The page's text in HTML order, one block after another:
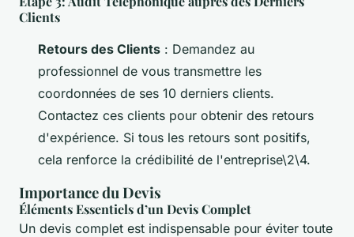
Clients
Retours des Clients : Demandez au
professionnel de vous transmettre les
coordonnées de ses 10 derniers clients.
Contactez ces clients pour obtenir des retours
d'expérience. Si tous les retours sont positifs,
cela renforce la crédibilité de l'entreprise\2\4.
Importance du Devis
Éléments Essentiels d’un Devis Complet
Un devis complet est indispensable pour éviter toute